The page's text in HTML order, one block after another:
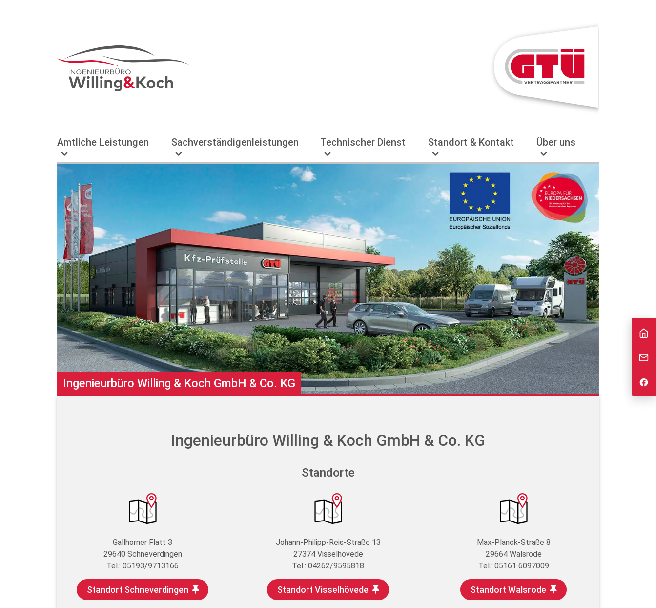
Amtliche Leistungen Sachverständigenleistungen Technischer Dienst Standort & Kontakt Über uns
Ingenieurbüro Willing & Koch GmbH & Co. KG
Ingenieurbüro Willing & Koch GmbH & Co. KG
Standorte
Gallhorner Flatt 3
29640 Schneverdingen
Tel.: 05193/9713166
Standort Schneverdingen
Johann-Philipp-Reis-Straße 13
27374 Visselhövede
Tel.: 04262/9595818
Standort Visselhövede
Max-Planck-Straße 8
29664 Walsrode
Tel.: 05161 6097009
Standort Walsrode